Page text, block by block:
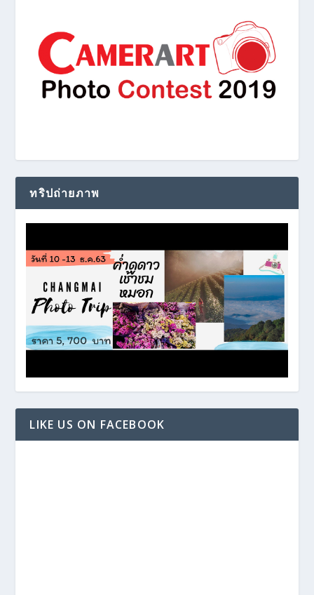
ทริปถ่ายภาพ
LIKE US ON FACEBOOK